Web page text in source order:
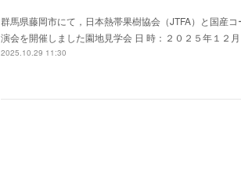
群馬県藤岡市にて，日本熱帯果樹協会（JTFA）と国産
演会を開催しました園地見学会 日 時：２０２５年１２
2025.10.29 11:30